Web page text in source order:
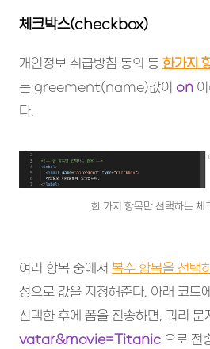
체크박스(checkbox)
개인정보 취급방침 동의 등한가지
는 greement(name)값이 on
다.
한 가지 항목만 선택하는 체
여러 항목 중에서 복수 항목을 선택
성으로 값을 지정해준다. 아래 코드
선택한 후에 폼을 전송하면, 쿼리 문
vatar&movie=Titanic으로 전